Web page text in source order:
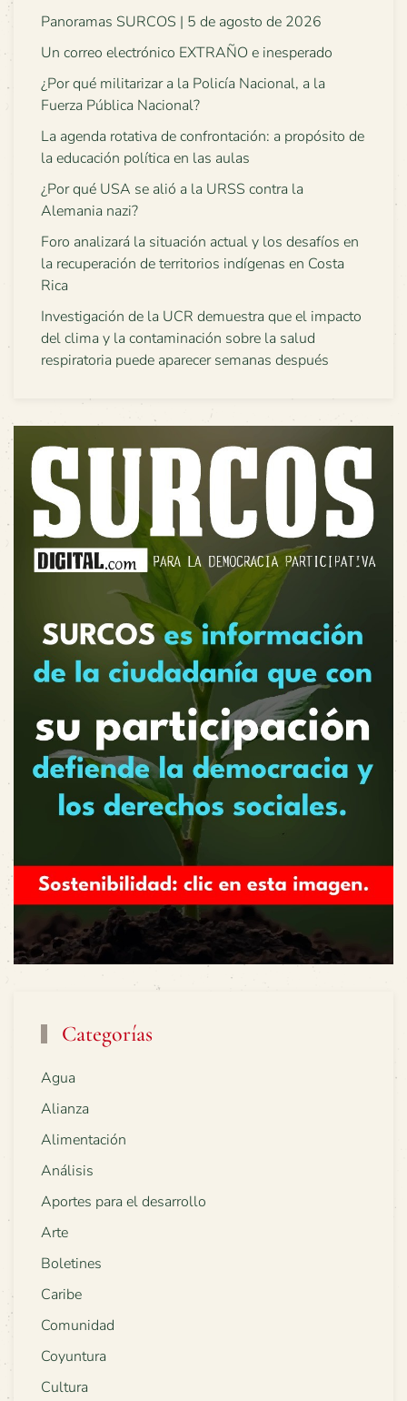
Panoramas SURCOS | 5 de agosto de 2026
Un correo electrónico EXTRAÑO e inesperado
¿Por qué militarizar a la Policía Nacional, a la
Fuerza Pública Nacional?
La agenda rotativa de confrontación: a propósito de
la educación política en las aulas
¿Por qué USA se alió a la URSS contra la
Alemania nazi?
Foro analizará la situación actual y los desafíos en
la recuperación de territorios indígenas en Costa
Rica
Investigación de la UCR demuestra que el impacto
del clima y la contaminación sobre la salud
respiratoria puede aparecer semanas después
Categorías
Agua
Alianza
Alimentación
Análisis
Aportes para el desarrollo
Arte
Boletines
Caribe
Comunidad
Coyuntura
Cultura